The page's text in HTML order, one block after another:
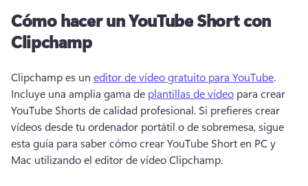
Cómo hacer un YouTube Short con
Clipchamp
Clipchamp es un editor de vídeo gratuito para YouTube
Incluye una amplia gama de plantillas de vídeo para crear
YouTube Shorts de calidad profesional. Si prefieres crear
vídeos desde tu ordenador portátil o de sobremesa, sigue
esta guía para saber cómo crear YouTube Short en PC y
Mac utilizando el editor de vídeo Clipchamp.